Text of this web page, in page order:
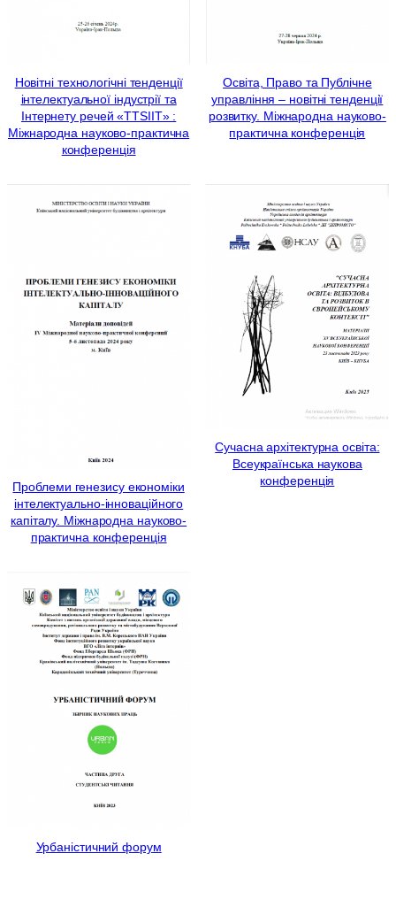
Новітні технологічні тенденції
інтелектуальної індустрії та
Інтернету речей «TTSIIT» :
Міжнародна науково-практична
конференція
Освіта, Право та Публічне
управління – новітні тенденції
розвитку. Міжнародна науково-
практична конференція
Проблеми генезису економіки
інтелектуально-інноваційного
капіталу. Міжнародна науково-
практична конференція
Сучасна архітектурна освіта:
Всеукраїнська наукова
конференція
Урбаністичний форум